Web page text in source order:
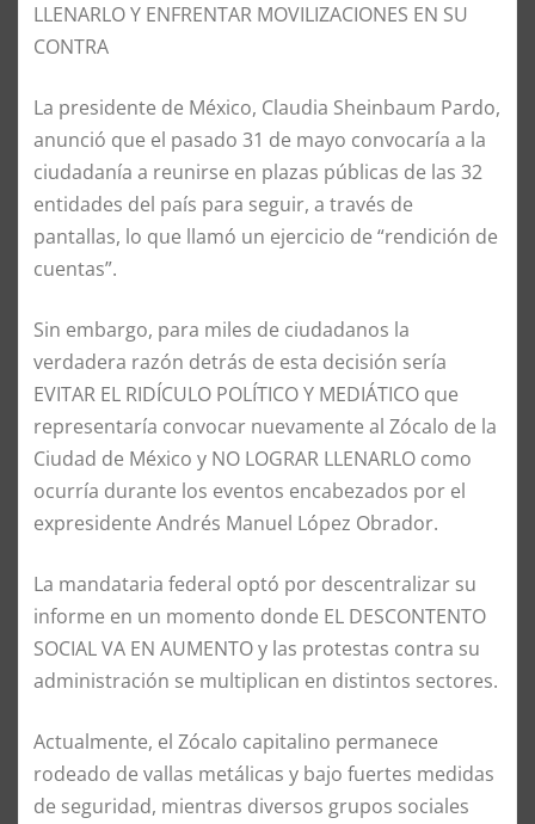
LLENARLO Y ENFRENTAR MOVILIZACIONES EN SU
CONTRA
La presidente de México, Claudia Sheinbaum Pardo,
anunció que el pasado 31 de mayo convocaría a la
ciudadanía a reunirse en plazas públicas de las 32
entidades del país para seguir, a través de
pantallas, lo que llamó un ejercicio de “rendición de
cuentas”.
Sin embargo, para miles de ciudadanos la
verdadera razón detrás de esta decisión sería
EVITAR EL RIDÍCULO POLÍTICO Y MEDIÁTICO que
representaría convocar nuevamente al Zócalo de la
Ciudad de México y NO LOGRAR LLENARLO como
ocurría durante los eventos encabezados por el
expresidente Andrés Manuel López Obrador.
La mandataria federal optó por descentralizar su
informe en un momento donde EL DESCONTENTO
SOCIAL VA EN AUMENTO y las protestas contra su
administración se multiplican en distintos sectores.
Actualmente, el Zócalo capitalino permanece
rodeado de vallas metálicas y bajo fuertes medidas
de seguridad, mientras diversos grupos sociales